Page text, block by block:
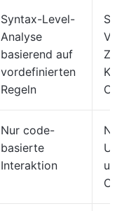
Syntax-Level-
Analyse
basierend auf
vordefinierten
Regeln
Nur code-
basierte
Interaktion